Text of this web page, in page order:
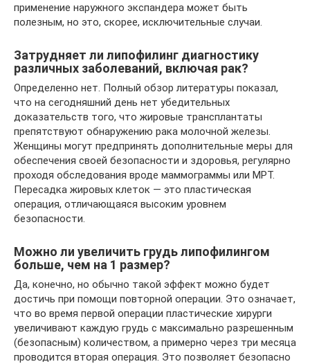
применение наружного экспандера может быть
полезным, но это, скорее, исключительные случаи.
Затрудняет ли липофилинг диагностику
различных заболеваний, включая рак?
Определенно нет. Полный обзор литературы показал,
что на сегодняшний день нет убедительных
доказательств того, что жировые трансплантаты
препятствуют обнаружению рака молочной железы.
Женщины могут предпринять дополнительные меры для
обеспечения своей безопасности и здоровья, регулярно
проходя обследования вроде маммограммы или МРТ.
Пересадка жировых клеток — это пластическая
операция, отличающаяся высоким уровнем
безопасности.
Можно ли увеличить грудь липофилингом
больше, чем на 1 размер?
Да, конечно, но обычно такой эффект можно будет
достичь при помощи повторной операции. Это означает,
что во время первой операции пластические хирурги
увеличивают каждую грудь с максимально разрешенным
(безопасным) количеством, а примерно через три месяца
проводится вторая операция. Это позволяет безопасно